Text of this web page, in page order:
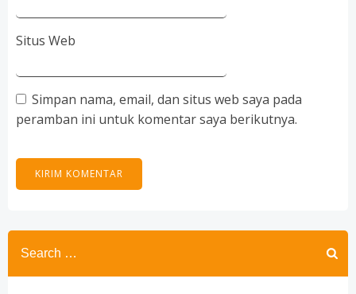
Situs Web
Simpan nama, email, dan situs web saya pada
peramban ini untuk komentar saya berikutnya.
Search
for: